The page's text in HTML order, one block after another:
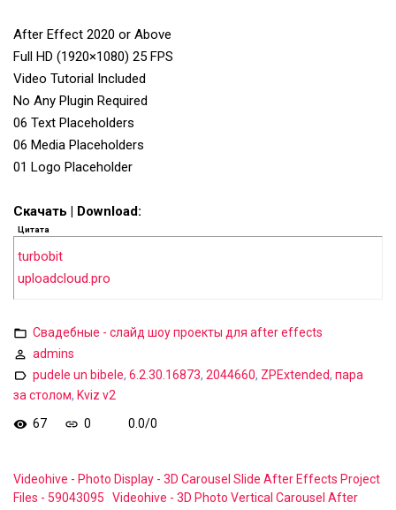
After Effect 2020 or Above
Full HD (1920×1080) 25 FPS
Video Tutorial Included
No Any Plugin Required
06 Text Placeholders
06 Media Placeholders
01 Logo Placeholder
Скачать | Download:
Цитата
turbobit
uploadcloud.pro
Свадебные - слайд шоу проекты для after effects
admins
pudele un bibele, 6.2.30.16873, 2044660, ZPExtended, пара
за столом, Kviz v2
67
0 0.0/0
Videohive - Photo Display - 3D Carousel Slide After Effects Project
Files - 59043095
Videohive - 3D Photo Vertical Carousel After